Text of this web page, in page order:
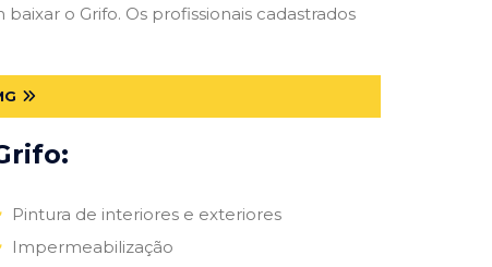
o Grifo. Os profissionais cadastrados
Pintura de interiores e exteriores
Impermeabilização